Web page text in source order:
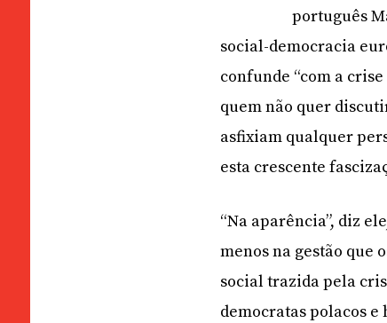
português
social-democracia
confunde “com a
quem não quer
asfixiam qualquer
esta crescente
“Na aparência”, diz
menos na gestão que
social trazida pela
democratas polacos